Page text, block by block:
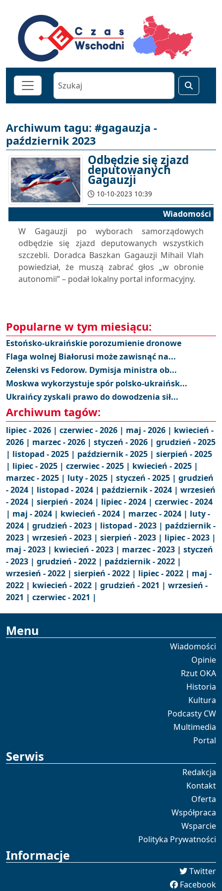
Archiwum tagu: #gagauzja -
październik 2023
Odbędzie się zjazd
deputowanych
Gagauzji
10-10-2023 10:39
Wiadomości
W Gagauzji po wyborach samorządowych
odbędzie się zjazd deputowanych wszystkich
szczebli. Doradca Baszkan Gagauzji Mihail Vlah
powiedział, że muszą zabrać głos „w obronie
autonomii” – podał lokalny portal informacyjny.
Popularne w tym miesiącu:
Estońsko-ukraińskie porozumienie dronowe
Flaga wolnej Białorusi może zawisnąć na...
Zełenski vs Fedorow. Dymisja ministra ob...
Moskwa wykorzystuje spór polsko-ukraińsk...
Ukraińcy zyskali prawo do dowodzenia sił...
Archiwum tagów:
lipiec - 2026 | czerwiec - 2026 | maj - 2026 | kwiecień -
2026 | marzec - 2026 | styczeń - 2026 | grudzień - 2025
| listopad - 2025 | październik - 2025 | sierpień - 2025
| lipiec - 2025 | czerwiec - 2025 | kwiecień - 2025 |
marzec - 2025 | luty - 2025 | styczeń - 2025 | grudzień
- 2024 | listopad - 2024 | październik - 2024 | wrzesień
- 2024 | sierpień - 2024 | lipiec - 2024 | czerwiec - 2024
| maj - 2024 | kwiecień - 2024 | marzec - 2024 | luty -
2024 | grudzień - 2023 | listopad - 2023 | październik -
2023 | wrzesień - 2023 | sierpień - 2023 | lipiec - 2023 |
maj - 2023 | kwiecień - 2023 | marzec - 2023 | styczeń
- 2023 | grudzień - 2022 | październik - 2022 |
wrzesień - 2022 | sierpień - 2022 | lipiec - 2022 | maj -
2022 | kwiecień - 2022 | grudzień - 2021 | wrzesień -
2021 | czerwiec - 2021 |
Menu
Wiadomości
Opinie
Rzut OKA
Historia
Kultura
Podcasty CW
Multimedia
Portal
Serwis
Redakcja
Kontakt
Oferta
Współpraca
Wsparcie
Polityka Prywatności
Informacje
Twitter
Facebook